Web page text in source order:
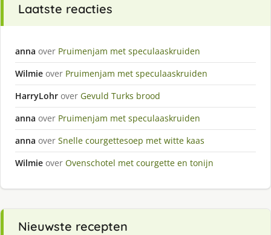
Laatste reacties
anna over Pruimenjam met speculaaskruiden
Wilmie over Pruimenjam met speculaaskruiden
HarryLohr over Gevuld Turks brood
anna over Pruimenjam met speculaaskruiden
anna over Snelle courgettesoep met witte kaas
Wilmie over Ovenschotel met courgette en tonijn
Nieuwste recepten